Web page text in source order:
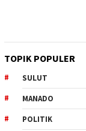
TOPIK POPULER
SULUT
MANADO
POLITIK